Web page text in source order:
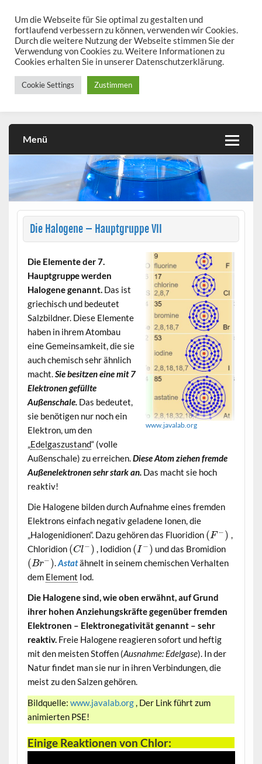
contentchemieseiten.de
Chemie kann man üben!
Menü
Die Halogene – Hauptgruppe VII
www.javalab.org
Die Elemente der 7.
Hauptgruppe werden
Halogene genannt. Das ist
griechisch und bedeutet
Salzbildner. Diese Elemente
haben in ihrem Atombau
eine Gemeinsamkeit, die sie
auch chemisch sehr ähnlich
macht.Sie besitzen eine mit 7
Elektronen gefüllte
Außenschale.Das bedeutet,
sie benötigen nur noch ein
Elektron, um den
„Edelgaszustand“ (volle
Außenschale) zu erreichen.Diese Atom ziehen fremde
Außenelektronen sehr stark an. Das macht sie hoch
reaktiv!
Die Halogene bilden durch Aufnahme eines fremden
Elektrons einfach negativ geladene Ionen, die
„Halogenidionen“. Dazu gehören das Fluoridion (F − ) ,
Chloridion (Cl− ) , Iodidion (I − ) und das Bromidion
(Br− ).Astatähnelt in seinem chemischen Verhalten
dem Element Iod.
Die Halogene sind, wie oben erwähnt, auf Grund
ihrer hohen Anziehungskräfte gegenüber fremden
Elektronen – Elektronegativität genannt – sehr
reaktiv.Freie Halogene reagieren sofort und heftig
mit den meisten Stoffen (Ausnahme: Edelgase). In der
Natur findet man sie nur in ihren Verbindungen, die
meist zu den Salzen gehören.
Bildquelle: www.javalab.org, Der Link führt zum
animierten PSE!
Einige Reaktionen von Chlor:
Um die Webseite für Sie optimal zu gestalten und
fortlaufend verbessern zu können, verwenden wir Cookies.
Durch die weitere Nutzung der Webseite stimmen Sie der
Verwendung von Cookies zu. Weitere Informationen zu
Cookies erhalten Sie in unserer Datenschutzerklärung.
Cookie Settings Zustimmen